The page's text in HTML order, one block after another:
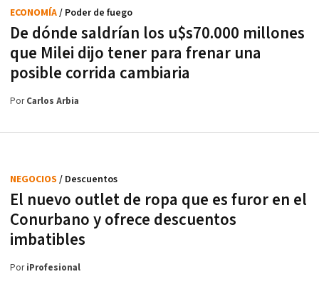
De dónde saldrían los u$s70.000 millones
que Milei dijo tener para frenar una
posible corrida cambiaria
ECONOMÍA/ Poder de fuego
PorCarlos Arbia
El nuevo outlet de ropa que es furor en el
Conurbano y ofrece descuentos
imbatibles
NEGOCIOS / Descuentos
PoriProfesional